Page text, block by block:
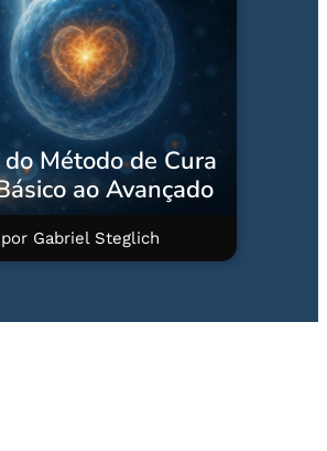
Método de Cura
ao Avançado
por Gabriel Steglich